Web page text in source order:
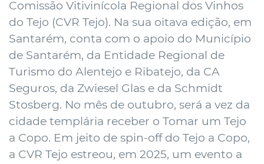
Comissão Vitivinícola Regional dos Vinhos
do Tejo (CVR Tejo). Na sua oitava edição, em
Santarém, conta com o apoio do Município
de Santarém, da Entidade Regional de
Turismo do Alentejo e Ribatejo, da CA
Seguros, da Zwiesel Glas e da Schmidt
Stosberg. No mês de outubro, será a vez da
cidade templária receber o Tomar um Tejo
a Copo. Em jeito de spin-off do Tejo a Copo,
a CVR Tejo estreou, em 2025, um evento a